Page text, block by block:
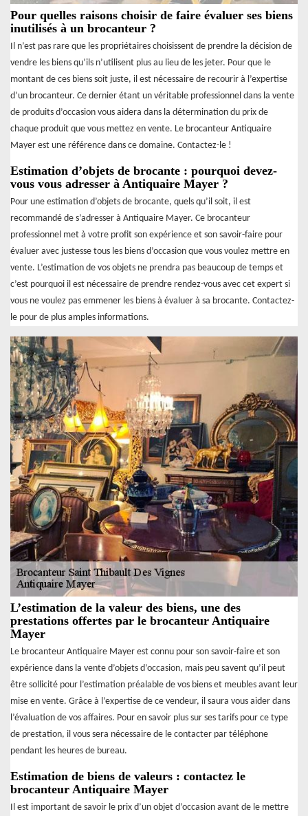
Pour quelles raisons choisir de faire évaluer ses biens
inutilisés à un brocanteur ?
Il n’est pas rare que les propriétaires choisissent de prendre la décision de
vendre les biens qu’ils n’utilisent plus au lieu de les jeter. Pour que le
montant de ces biens soit juste, il est nécessaire de recourir à l’expertise
d’un brocanteur. Ce dernier étant un véritable professionnel dans la vente
de produits d’occasion vous aidera dans la détermination du prix de
chaque produit que vous mettez en vente. Le brocanteur Antiquaire
Mayer est une référence dans ce domaine. Contactez-le !
Estimation d’objets de brocante : pourquoi devez-
vous vous adresser à Antiquaire Mayer ?
Pour une estimation d’objets de brocante, quels qu’il soit, il est
recommandé de s’adresser à Antiquaire Mayer. Ce brocanteur
professionnel met à votre profit son expérience et son savoir-faire pour
évaluer avec justesse tous les biens d’occasion que vous voulez mettre en
vente. L’estimation de vos objets ne prendra pas beaucoup de temps et
c’est pourquoi il est nécessaire de prendre rendez-vous avec cet expert si
vous ne voulez pas emmener les biens à évaluer à sa brocante. Contactez-
le pour de plus amples informations.
L’estimation de la valeur des biens, une des
prestations offertes par le brocanteur Antiquaire
Mayer
Le brocanteur Antiquaire Mayer est connu pour son savoir-faire et son
expérience dans la vente d’objets d’occasion, mais peu savent qu’il peut
être sollicité pour l’estimation préalable de vos biens et meubles avant leur
mise en vente. Grâce à l’expertise de ce vendeur, il saura vous aider dans
l’évaluation de vos affaires. Pour en savoir plus sur ses tarifs pour ce type
de prestation, il vous sera nécessaire de le contacter par téléphone
pendant les heures de bureau.
Estimation de biens de valeurs : contactez le
brocanteur Antiquaire Mayer
Il est important de savoir le prix d’un objet d’occasion avant de le mettre